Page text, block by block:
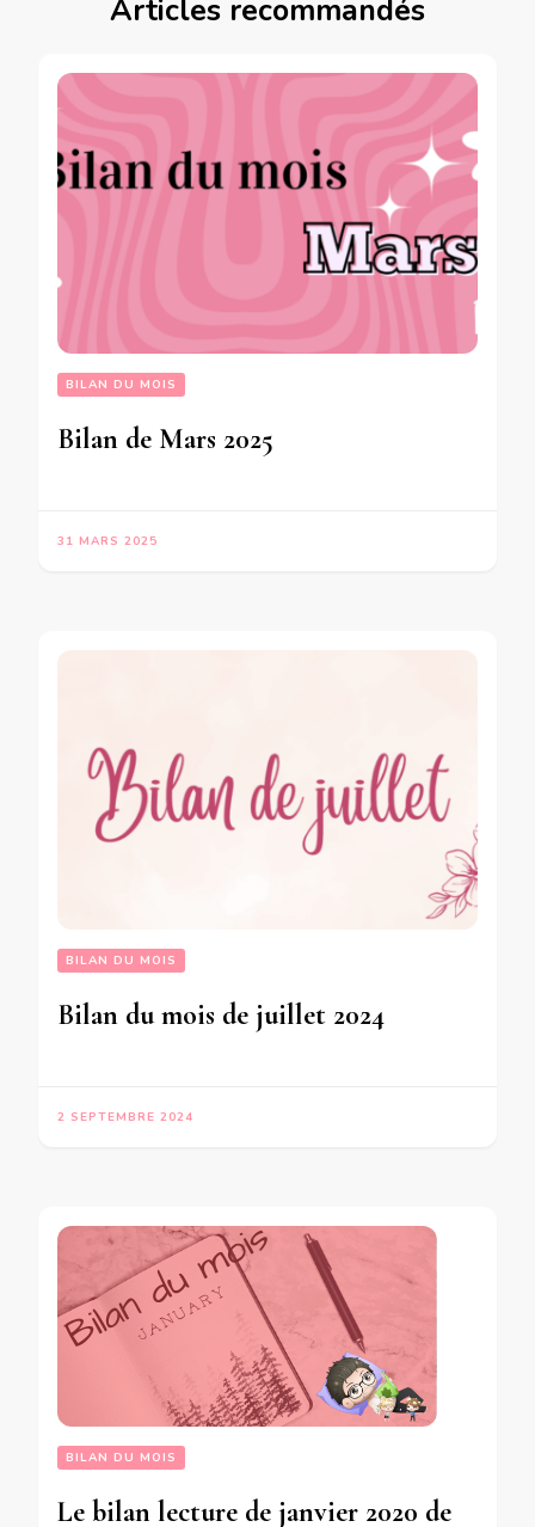
Articles recommandés
BILAN DU MOIS
Bilan de Mars 2025
31 MARS 2025
BILAN DU MOIS
Bilan du mois de juillet 2024
2 SEPTEMBRE 2024
BILAN DU MOIS
Le bilan lecture de janvier 2020 de